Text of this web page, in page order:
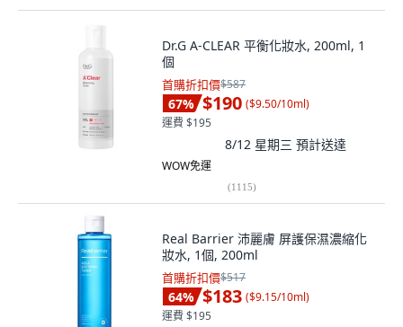
Dr.G A-CLEAR 平衡化妝水, 200ml, 1
個
首購折扣價$587
67% $190 ($9.50/10ml)
運費 $195
8/12 星期三 預計送達
WOW免運
(1115)
Real Barrier 沛麗膚 屏護保濕濃縮化
妝水, 1個, 200ml
首購折扣價$517
64% $183 ($9.15/10ml)
運費 $195